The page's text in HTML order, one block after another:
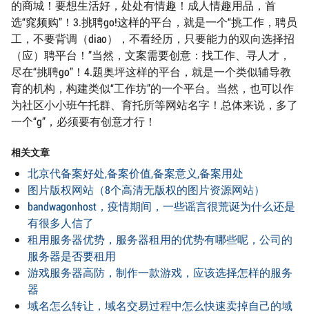
的商城！要想生活好，处处有情趣！成人情趣用品，首
选“窕频购”！3.挑聘go!这样的平台，就是一个“挑工作，聘员
工，不要背调（diao），不看经历，只要能力的双向选择招
（应）聘平台！”当然，文案需要创意：找工作、寻人才，
尽在“挑聘go”！4.題奥坪这样的平台，就是一个类似辅导教
育的机构，构建类似“工作坊”的一个平台。当然，也可以作
为社区小小班午托群、育托所等网站名字！总体来说，多了
一个“g”，必须要有创意才行！
相关文章
北京代备案好处,备案价值,备案意义,备案用处
图片版权网站（8个高清无版权的图片资源网站）
bandwagonhost，疫情期间，一些谣言很荒诞为什么还是
有很多人信了
租用服务器优势，服务器租用的优势有哪些呢，公司的
服务器是否要租用
游戏服务器高防，制作一款游戏，应该选择怎样的服务
器
域名怎么转让，域名交易过程中怎么快速卖掉自己的域